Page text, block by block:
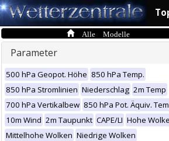
Alle Modelle
Parameter
500 hPa Geopot. Höhe 850 hPa Temp.
850 hPa Stromlinien Niederschlag 2m Temp
700 hPa Vertikalbew 850 hPa Pot. Äquiv.
10m Wind 2m Taupunkt CAPE/LI Hohe
Mittelhohe Wolken Niedrige Wolken